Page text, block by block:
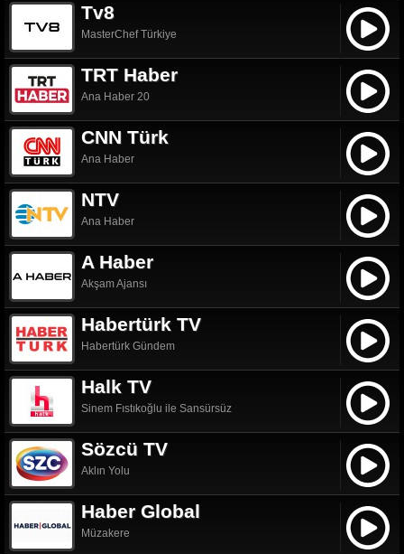
Tv8
MasterChef Türkiye
TRT Haber
Ana Haber 20
CNN Türk
Ana Haber
NTV
Ana Haber
A Haber
Akşam Ajansı
Habertürk TV
Habertürk Gündem
Halk TV
Sinem Fıstıkoğlu ile Sansürsüz
Sözcü TV
Aklın Yolu
Haber Global
Müzakere